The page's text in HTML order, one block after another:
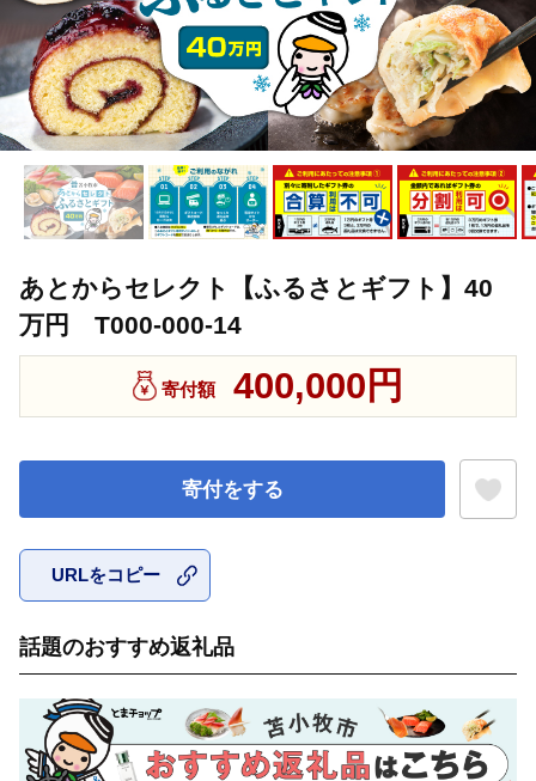
あとからセレクト【ふるさとギフト】40
万円 T000-000-14
寄付額 400,000円
寄付をする
URLをコピー
話題のおすすめ返礼品